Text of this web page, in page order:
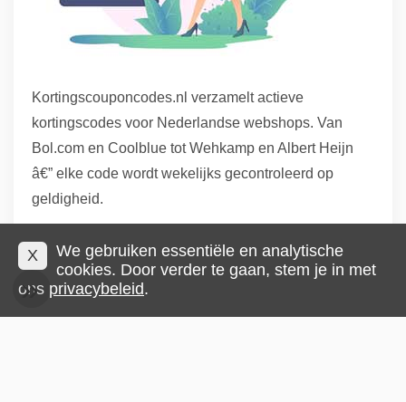
Kortingscouponcodes.nl verzamelt actieve
kortingscodes voor Nederlandse webshops. Van
Bol.com en Coolblue tot Wehkamp en Albert Heijn
â€” elke code wordt wekelijks gecontroleerd op
geldigheid.
maar van prijsvergelijking. Check Alternates of
Beslist voordat je een code gebruikt: soms is
hetzelfde product bij een andere winkel goedkoper
X
We gebruiken essentiële en analytische
cookies. Door verder te gaan, stem je in met
ons privacybeleid.